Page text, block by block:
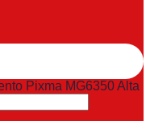
Pixma MG6350 Alta